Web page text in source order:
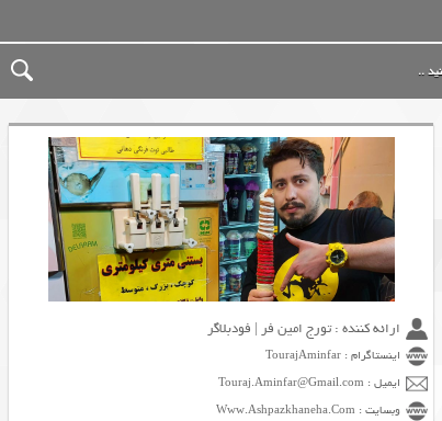
ارائه کننده : تورج امین فر | فودبلاگر
اینستاگرام : TourajAminfar
ایمیل : Touraj.Aminfar@Gmail.com
وبسایت : Www.Ashpazkhaneha.Com